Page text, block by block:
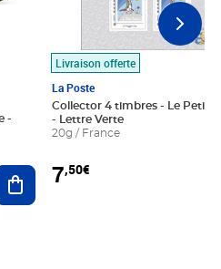
Ajouter au panier
Livraison offerte
La Poste
Collector 4 timbres - Le Petit
- Lettre Verte
20g / France
7,50€